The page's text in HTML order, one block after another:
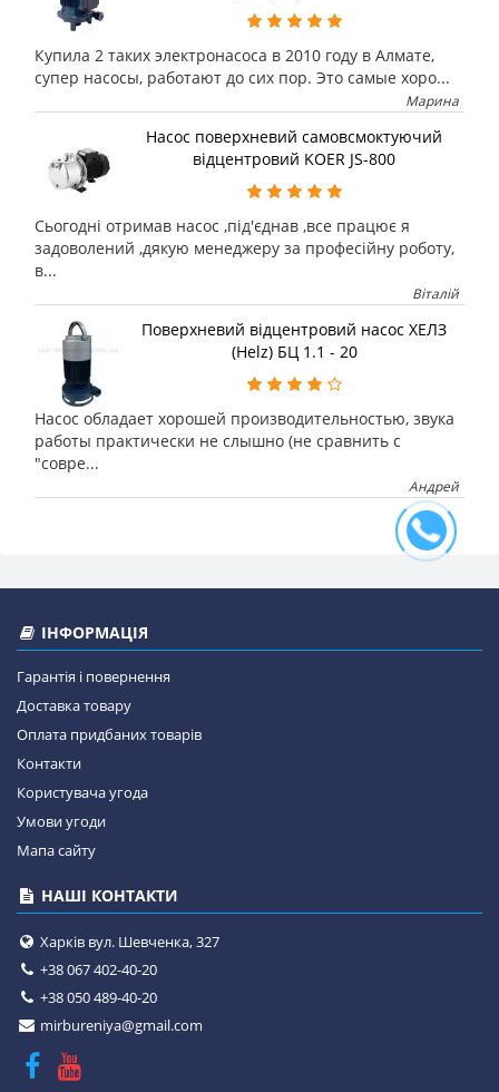
Купила 2 таких электронасоса в 2010 году в Алмате,
супер насосы, работают до сих пор. Это самые хоро...
Марина
Насос поверхневий самовсмоктуючий
відцентровий KOER JS-800
Сьогодні отримав насос ,під'єднав ,все працює я
задоволений ,дякую менеджеру за професійну роботу,
в...
Віталій
Поверхневий відцентровий насос ХЕЛЗ
(Helz) БЦ 1.1 - 20
Насос обладает хорошей производительностью, звука
работы практически не слышно (не сравнить с
"совре...
Андрей
ІНФОРМАЦІЯ
Гарантія і повернення
Доставка товару
Оплата придбаних товарів
Контакти
Користувача угода
Умови угоди
Мапа сайту
НАШІ КОНТАКТИ
Харків вул. Шевченка, 327
+38 067 402-40-20
+38 050 489-40-20
mirbureniya@gmail.com